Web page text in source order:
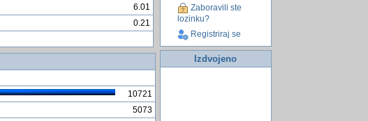
6.01
0.21
10721
5073
Zaboravili ste
lozinku?
Registriraj se
Izdvojeno